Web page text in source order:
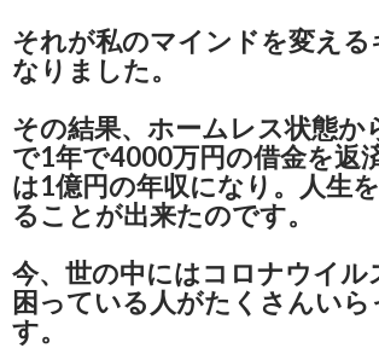
それが私のマインドを変える
なりました。
その結果、ホームレス状態か
で1年で4000万円の借金を返
は1億円の年収になり。人生
ることが出来たのです。
今、世の中にはコロナウイル
困っている人がたくさんいら
す。